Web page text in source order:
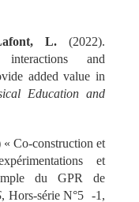
L. (2022).
interactions and
added value in
Education and
Co-construction et
et
du GPR de
, Hors-série N°5 -1,